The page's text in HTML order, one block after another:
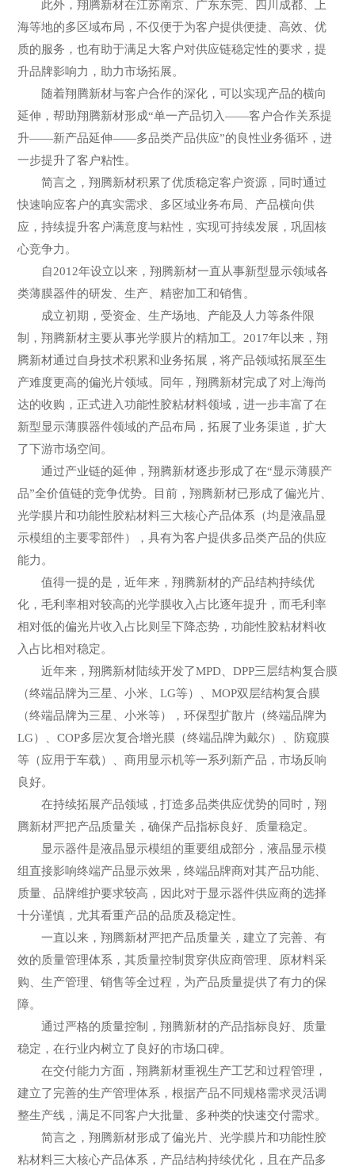
此外，翔腾新材在江苏南京、广东东莞、四川成都、上
海等地的多区域布局，不仅便于为客户提供便捷、高效、优
质的服务，也有助于满足大客户对供应链稳定性的要求，提
升品牌影响力，助力市场拓展。
随着翔腾新材与客户合作的深化，可以实现产品的横向
延伸，帮助翔腾新材形成“单一产品切入——客户合作关系提
升——新产品延伸——多品类产品供应”的良性业务循环，进
一步提升了客户粘性。
简言之，翔腾新材积累了优质稳定客户资源，同时通过
快速响应客户的真实需求、多区域业务布局、产品横向供
应，持续提升客户满意度与粘性，实现可持续发展，巩固核
心竞争力。
自2012年设立以来，翔腾新材一直从事新型显示领域各
类薄膜器件的研发、生产、精密加工和销售。
成立初期，受资金、生产场地、产能及人力等条件限
制，翔腾新材主要从事光学膜片的精加工。2017年以来，翔
腾新材通过自身技术积累和业务拓展，将产品领域拓展至生
产难度更高的偏光片领域。同年，翔腾新材完成了对上海尚
达的收购，正式进入功能性胶粘材料领域，进一步丰富了在
新型显示薄膜器件领域的产品布局，拓展了业务渠道，扩大
了下游市场空间。
通过产业链的延伸，翔腾新材逐步形成了在“显示薄膜产
品”全价值链的竞争优势。目前，翔腾新材已形成了偏光片、
光学膜片和功能性胶粘材料三大核心产品体系（均是液晶显
示模组的主要零部件），具有为客户提供多品类产品的供应
能力。
值得一提的是，近年来，翔腾新材的产品结构持续优
化，毛利率相对较高的光学膜收入占比逐年提升，而毛利率
相对低的偏光片收入占比则呈下降态势，功能性胶粘材料收
入占比相对稳定。
近年来，翔腾新材陆续开发了MPD、DPP三层结构复合膜
（终端品牌为三星、小米、LG等）、MOP双层结构复合膜
（终端品牌为三星、小米等），环保型扩散片（终端品牌为
LG）、COP多层次复合增光膜（终端品牌为戴尔）、防窥膜
等（应用于车载）、商用显示机等一系列新产品，市场反响
良好。
在持续拓展产品领域，打造多品类供应优势的同时，翔
腾新材严把产品质量关，确保产品指标良好、质量稳定。
显示器件是液晶显示模组的重要组成部分，液晶显示模
组直接影响终端产品显示效果，终端品牌商对其产品功能、
质量、品牌维护要求较高，因此对于显示器件供应商的选择
十分谨慎，尤其看重产品的品质及稳定性。
一直以来，翔腾新材严把产品质量关，建立了完善、有
效的质量管理体系，其质量控制贯穿供应商管理、原材料采
购、生产管理、销售等全过程，为产品质量提供了有力的保
障。
通过严格的质量控制，翔腾新材的产品指标良好、质量
稳定，在行业内树立了良好的市场口碑。
在交付能力方面，翔腾新材重视生产工艺和过程管理，
建立了完善的生产管理体系，根据产品不同规格需求灵活调
整生产线，满足不同客户大批量、多种类的快速交付需求。
简言之，翔腾新材形成了偏光片、光学膜片和功能性胶
粘材料三大核心产品体系，产品结构持续优化，且在产品多